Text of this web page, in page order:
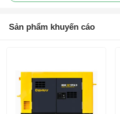
Sản phẩm khuyến cáo